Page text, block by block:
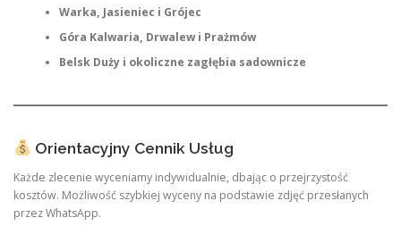
Warka, Jasieniec i Grójec
Góra Kalwaria, Drwalew i Prażmów
Belsk Duży i okoliczne zagłębia sadownicze
Orientacyjny Cennik Usług
Każde zlecenie wyceniamy indywidualnie, dbając o przejrzystość
kosztów. Możliwość szybkiej wyceny na podstawie zdjęć przesłanych
przez WhatsApp.